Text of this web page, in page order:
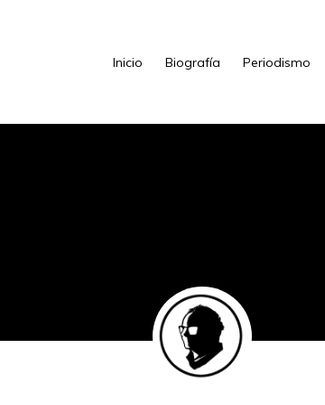
Inicio Biografía Periodismo